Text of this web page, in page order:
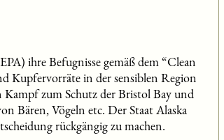
ihre Befugnisse gemäß dem “Clean
Kupfervorräte in der sensiblen Region
Kampf zum Schutz der Bristol Bay und
Bären, Vögeln etc. Der Staat Alaska
rückgängig zu machen.